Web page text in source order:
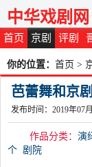
首页 京剧 评剧
中华戏剧网
你的位置： 首页 >
芭蕾舞和京
发布时间：2019年07
作品分类： 演
个 剧院